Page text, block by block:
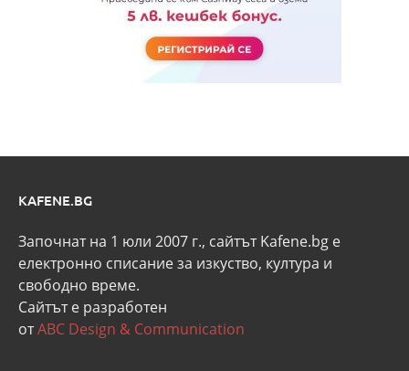
KAFENE.BG
Започнат на 1 юли 2007 г., сайтът Kafene.bg e
eлектронно списание за изкуство, култура и
свободно време.
Сайтът е разработен
отABC Design & Communication